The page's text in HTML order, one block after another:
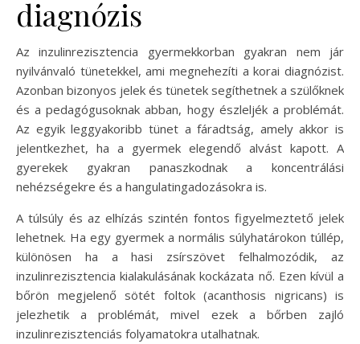
diagnózis
Az inzulinrezisztencia gyermekkorban gyakran nem jár
nyilvánvaló tünetekkel, ami megnehezíti a korai diagnózist.
Azonban bizonyos jelek és tünetek segíthetnek a szülőknek
és a pedagógusoknak abban, hogy észleljék a problémát.
Az egyik leggyakoribb tünet a fáradtság, amely akkor is
jelentkezhet, ha a gyermek elegendő alvást kapott. A
gyerekek gyakran panaszkodnak a koncentrálási
nehézségekre és a hangulatingadozásokra is.
A túlsúly és az elhízás szintén fontos figyelmeztető jelek
lehetnek. Ha egy gyermek a normális súlyhatárokon túllép,
különösen ha a hasi zsírszövet felhalmozódik, az
inzulinrezisztencia kialakulásának kockázata nő. Ezen kívül a
bőrön megjelenő sötét foltok (acanthosis nigricans) is
jelezhetik a problémát, mivel ezek a bőrben zajló
inzulinrezisztenciás folyamatokra utalhatnak.